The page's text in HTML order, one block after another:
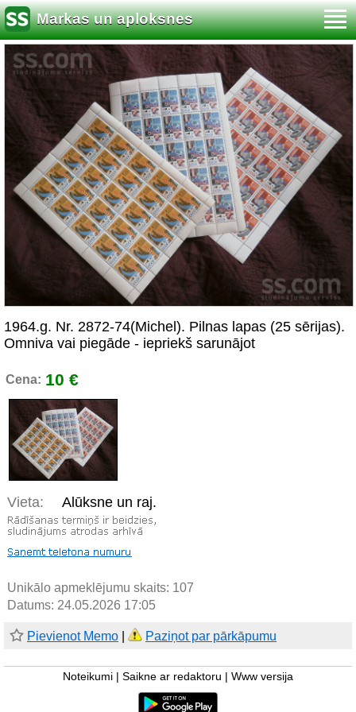
Markas un aploksnes
1964.g. Nr. 2872-74(Michel). Pilnas lapas (25 sērijas).
Omniva vai piegāde - iepriekš sarunājot
Cena: 10 €
Vieta: Alūksne un raj.
Unikālo apmeklējumu skaits: 107
Datums: 24.05.2026 17:05
Pievienot Memo Paziņot par pārkāpumu
Noteikumi Saikne ar redaktoru Www versija